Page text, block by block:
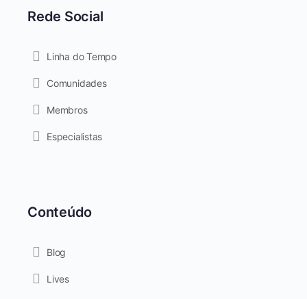
Rede Social
Linha do Tempo
Comunidades
Membros
Especialistas
Conteúdo
Blog
Lives